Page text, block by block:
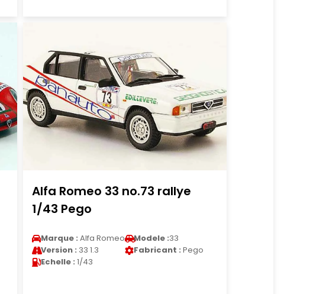
Alfa Romeo 33 no.73 rallye
1/43 Pego
Marque : Alfa Romeo Modele :33
Version : 33 1.3 Fabricant : Pego
Echelle : 1/43